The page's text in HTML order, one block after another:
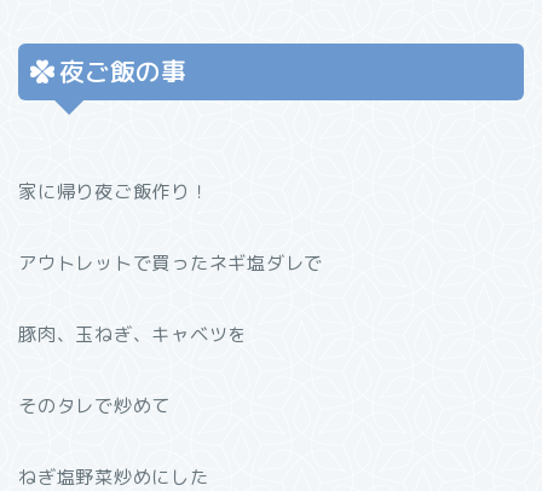
夜ご飯の事
家に帰り夜ご飯作り！
アウトレットで買ったネギ塩ダレで
豚肉、玉ねぎ、キャベツを
そのタレで炒めて
ねぎ塩野菜炒めにした